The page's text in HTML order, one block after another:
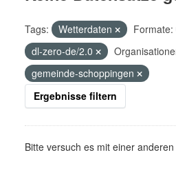
Tags: Wetterdaten Formate:
dl-zero-de/2.0
gemeinde-schoppingen
Ergebnisse filtern
Bitte versuch es mit einer